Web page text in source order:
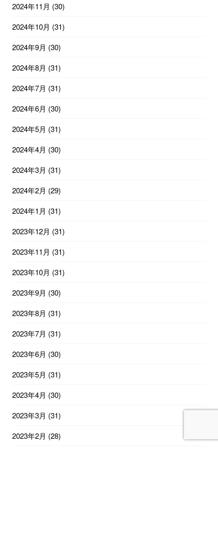
2024年11月 (30)
2024年10月 (31)
2024年9月 (30)
2024年8月 (31)
2024年7月 (31)
2024年6月 (30)
2024年5月 (31)
2024年4月 (30)
2024年3月 (31)
2024年2月 (29)
2024年1月 (31)
2023年12月 (31)
2023年11月 (31)
2023年10月 (31)
2023年9月 (30)
2023年8月 (31)
2023年7月 (31)
2023年6月 (30)
2023年5月 (31)
2023年4月 (30)
2023年3月 (31)
2023年2月 (28)